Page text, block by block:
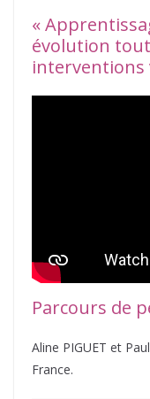
«
évolution tout
interventions
Parcours de
Aline PIGUET et
France.